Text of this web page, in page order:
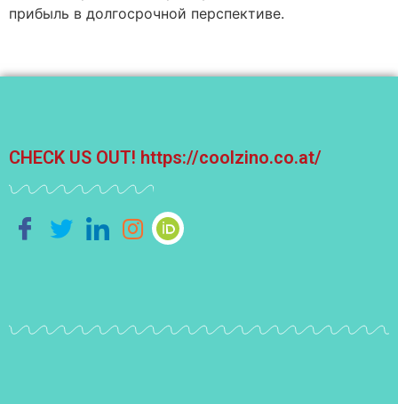
прибыль в долгосрочной перспективе.
CHECK US OUT! https://coolzino.co.at/